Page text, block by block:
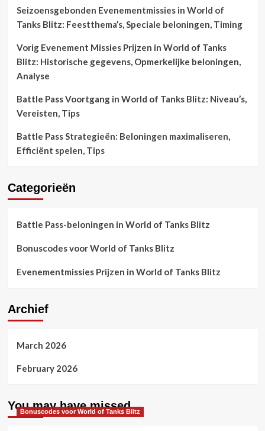
Seizoensgebonden Evenementmissies in World of
Tanks Blitz: Feestthema’s, Speciale beloningen, Timing
Vorig Evenement Missies Prijzen in World of Tanks
Blitz: Historische gegevens, Opmerkelijke beloningen,
Analyse
Battle Pass Voortgang in World of Tanks Blitz: Niveau’s,
Vereisten, Tips
Battle Pass Strategieën: Beloningen maximaliseren,
Efficiënt spelen, Tips
Categorieën
Battle Pass-beloningen in World of Tanks Blitz
Bonuscodes voor World of Tanks Blitz
Evenementmissies Prijzen in World of Tanks Blitz
Archief
March 2026
February 2026
You may have missed
Bonuscodes voor World of Tanks Blitz